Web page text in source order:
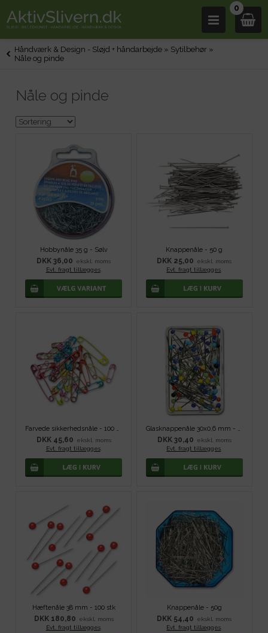
0
Håndværk & Design - Sløjd + håndarbejde » Sytilbehør »
Nåle og pinde
Nåle og pinde
Hobbynåle 35 g - Sølv
DKK 36,00
ekskl. moms
Evt. fragt tillægges.
Knappenåle - 50 g
DKK 25,00
ekskl. moms
Evt. fragt tillægges
Farvede sikkerhedsnåle - 100 stk
DKK 45,60
ekskl. moms
Evt. fragt tillægges.
Glasknappenåle 30x0,6 mm - 100 stk
DKK 30,40
ekskl. moms
Evt. fragt tillægges
Hæftenåle 38 mm - 100 stk
DKK 180,80
ekskl. moms
Evt. fragt tillægges.
Knappenåle - 50g
DKK 54,40
ekskl. moms
Evt. fragt tillægges